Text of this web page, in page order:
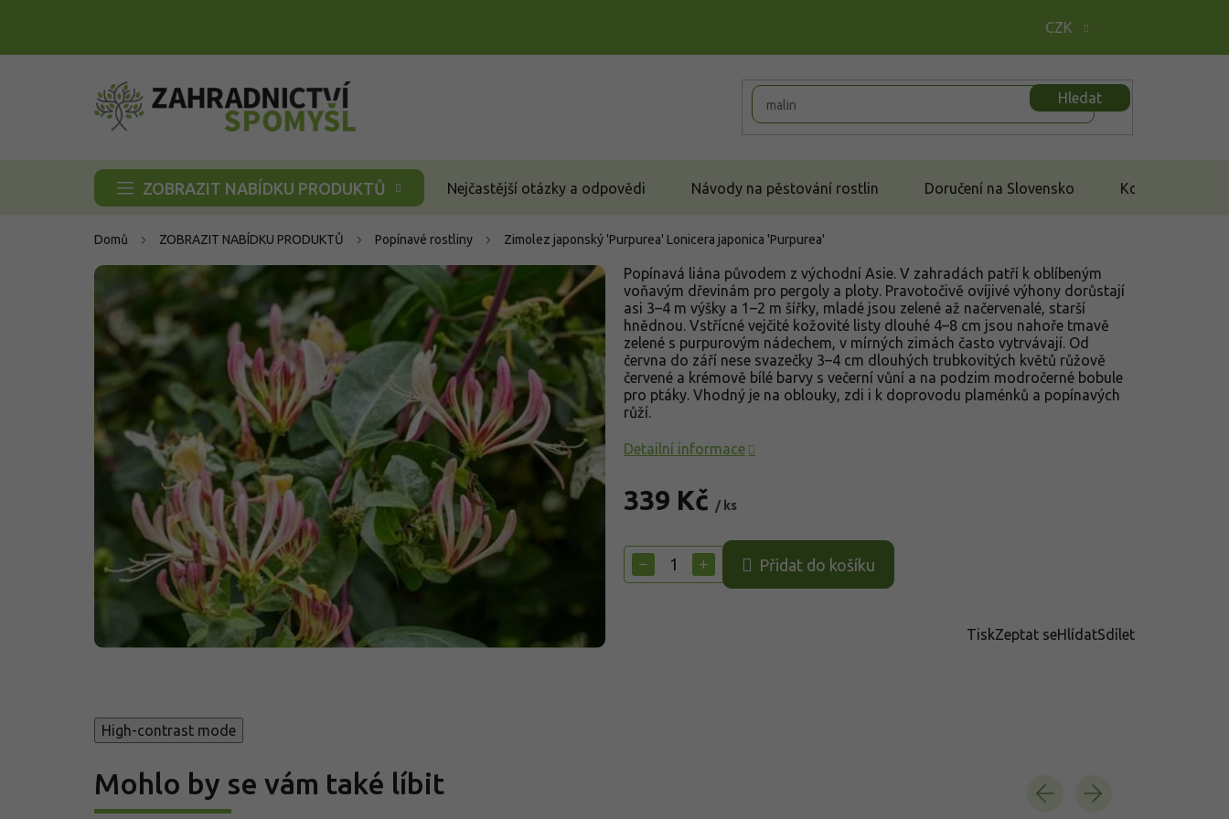
CZK
Hledat
ZOBRAZIT NABÍDKU PRODUKTŮ Nejčastější otázky a odpovědi Návody na pěstování rostlin Doručení na Slovensko Kontakt
Domů ZOBRAZIT NABÍDKU PRODUKTŮ Popínavé rostliny Zimolez japonský 'Purpurea' Lonicera japonica 'Purpurea'
339 Kč / ks
cena:
+
− Přidat do košíku
Popínavá liána původem z východní Asie. V zahradách patří k oblíbeným
voňavým dřevinám pro pergoly a ploty. Pravotočivě ovíjivé výhony dorůstají
asi 3–4 m výšky a 1–2 m šířky, mladé jsou zelené až načervenalé, starší
hnědnou. Vstřícné vejčité kožovité listy dlouhé 4–8 cm jsou nahoře tmavě
zelené s purpurovým nádechem, v mírných zimách často vytrvávají. Od
června do září nese svazečky 3–4 cm dlouhých trubkovitých květů růžově
červené a krémově bílé barvy s večerní vůní a na podzim modročerné bobule
pro ptáky. Vhodný je na oblouky, zdi i k doprovodu plaménků a popínavých
růží.
Detailní informace
TiskZeptat seHlídatSdílet
High-contrast mode
Mohlo by se vám také líbit